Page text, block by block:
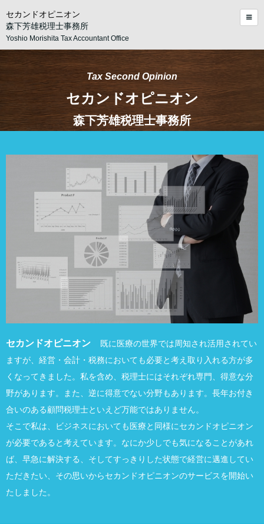
Tax Second Opinion
セカンドオピニオン
森下芳雄税理士事務所
セカンドオピニオン 既に医療の世界では周知され活用されてい
ますが、経営・会計・税務においても必要と考え取り入れる方が多
くなってきました。私を含め、税理士にはそれぞれ専門、得意な分
野があります。また、逆に得意でない分野もあります。長年お付き
合いのある顧問税理士といえど万能ではありません。
そこで私は、ビジネスにおいても医療と同様にセカンドオピニオン
が必要であると考えています。なにか少しでも気になることがあれ
ば、早急に解決する、そしてすっきりした状態で経営に邁進してい
ただきたい、その思いからセカンドオピニオンのサービスを開始い
たしました。
セカンドオピニオン
森下芳雄税理士事務所
Yoshio Morishita Tax Accountant Office